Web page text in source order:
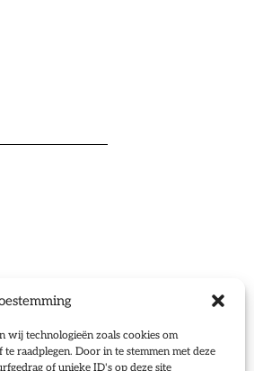
wij technologieën zoals cookies om
raadplegen. Door in te stemmen met deze
of unieke ID's op deze site